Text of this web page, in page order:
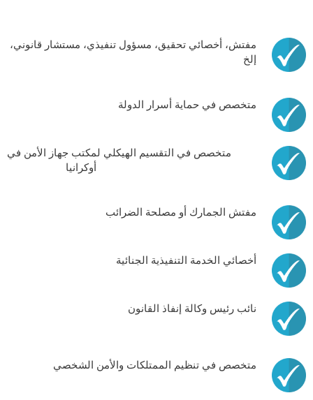
مفتش، أخصائي تحقيق، مسؤول تنفيذي، مستشار قانوني،
إلخ
متخصص في حماية أسرار الدولة
متخصص في التقسيم الهيكلي لمكتب جهاز الأمن في
أوكرانيا
مفتش الجمارك أو مصلحة الضرائب
أخصائي الخدمة التنفيذية الجنائية
نائب رئيس وكالة إنفاذ القانون
متخصص في تنظيم الممتلكات والأمن الشخصي